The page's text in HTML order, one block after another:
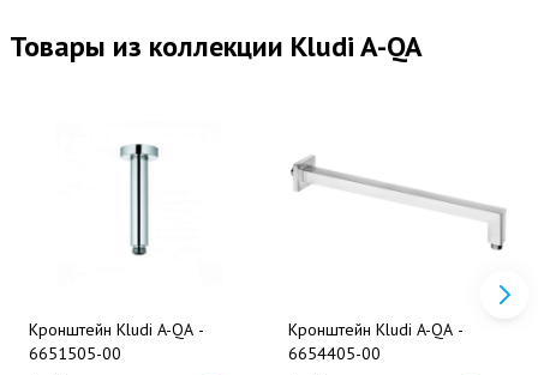
Товары из коллекции Kludi A-QA
Кронштейн Kludi A-QA -
6651505-00
Кронштейн Kludi A-QA -
6654405-00